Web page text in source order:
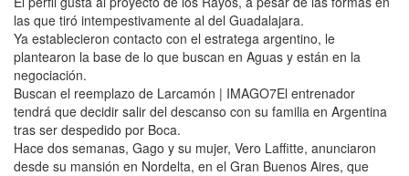
las que tiró intempestivamente al del Guadalajara.
Ya establecieron contacto con el estratega argentino, le
plantearon la base de lo que buscan en Aguas y están en la
negociación.
Buscan el reemplazo de Larcamón | IMAGO7El entrenador
tendrá que decidir salir del descanso con su familia en Argentina
tras ser despedido por Boca.
Hace dos semanas, Gago y su mujer, Vero Laffitte, anunciaron
desde su mansión en Nordelta, en el Gran Buenos Aires, que